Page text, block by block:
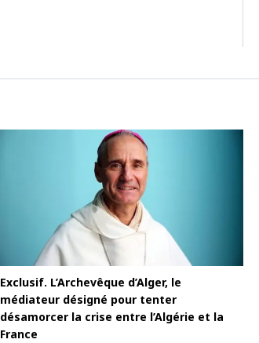
Exclusif. L’Archevêque d’Alger, le
médiateur désigné pour tenter
désamorcer la crise entre l’Algérie et la
France